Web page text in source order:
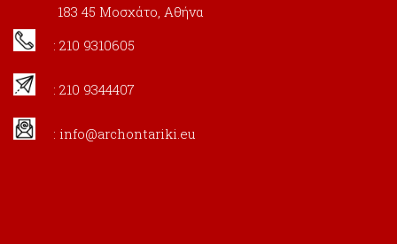
183 45 Μοσχάτο, Αθήνα
: 210 9310605
: 210 9344407
: info@archontariki.eu